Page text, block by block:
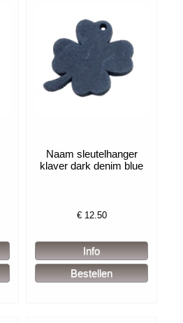
Naam sleutelhanger
klaver dark denim blue
€ 12.50